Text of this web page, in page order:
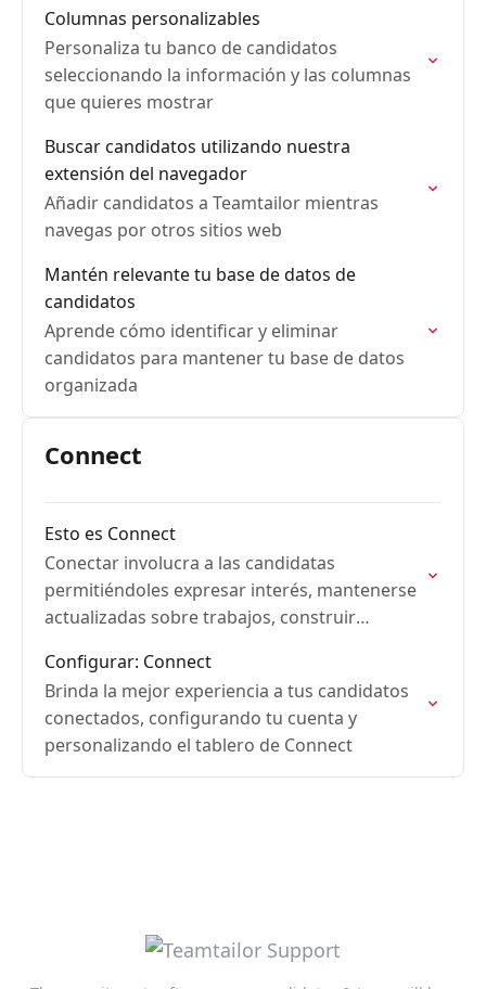
Columnas personalizables
Personaliza tu banco de candidatos
seleccionando la información y las columnas
que quieres mostrar
Buscar candidatos utilizando nuestra
extensión del navegador
Añadir candidatos a Teamtailor mientras
navegas por otros sitios web
Mantén relevante tu base de datos de
candidatos
Aprende cómo identificar y eliminar
candidatos para mantener tu base de datos
organizada
Connect
Esto es Connect
Conectar involucra a las candidatas
permitiéndoles expresar interés, mantenerse
actualizadas sobre trabajos, construir
Configurar: Connect
Brinda la mejor experiencia a tus candidatos
conectados, configurando tu cuenta y
personalizando el tablero de Connect